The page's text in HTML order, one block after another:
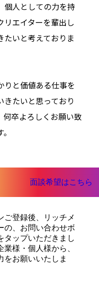
個人としての力を持
リエイターを輩出し
たいと考えておりま
りと価値ある仕事を
きたいと思っており
何卒よろしくお願い致
面談希望はこちら
ご登録後、リッチメ
の、お問い合わせボ
タップいただきまし
業様・個人様から、
をお願いいたしま